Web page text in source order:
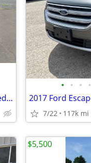
2016 Ford Escape SE Automatic AWD Loaded Alloy's! Rear Camera! 97K!
• • • •
7/22 117k mi
$5,500